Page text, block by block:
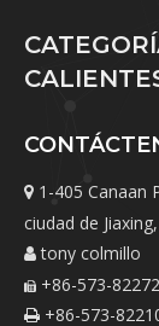
 1-405 Canaan
ciudad de
 tony colmillo
 +86-573-
 +86-573-